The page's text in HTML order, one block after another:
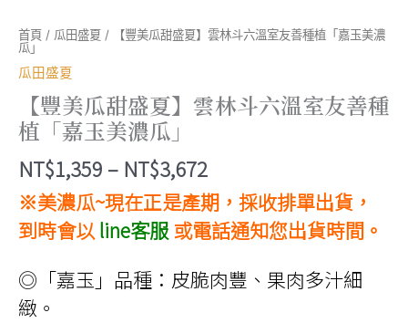
首頁 / 瓜田盛夏 / 【豐美瓜甜盛夏】雲林斗六溫室友善種植「嘉玉美濃
瓜」
瓜田盛夏
【豐美瓜甜盛夏】雲林斗六溫室友善種
植「嘉玉美濃瓜」
NT$1,359 – NT$3,672價
格
範
NT$1,359
※美濃瓜~現在正是產期，採收排單出貨，
到時會以 line客服 或電話通知您出貨時間。
◎「嘉玉」品種：皮脆肉豐、果肉多汁細
緻。